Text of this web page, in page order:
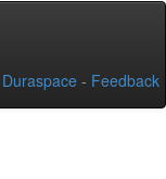
Duraspace - Feedback